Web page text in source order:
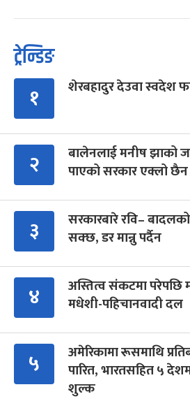
ट्रेन्डिङ
१ शेरबहादुर देउवा स्वदेश
२
बालेनलाई मनीष झाको
पाएको सरकार एक्लो छैन
३
सरकारबारे रवि–
सक्छ, डर मान्नु पर्दैन
४
अस्तित्व संकटमा परेपछि
मधेशी-पहिचानवादी दल
५
अमेरिकामा रूसमाथि
पारित, भारतसहित ५
शुल्क